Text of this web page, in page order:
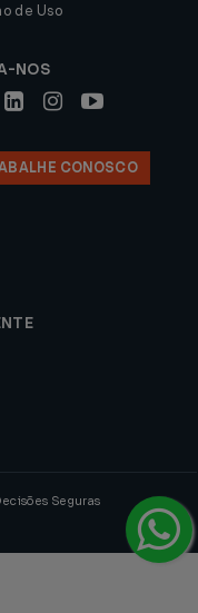
de Uso
NOS
CONOSCO
Seguras